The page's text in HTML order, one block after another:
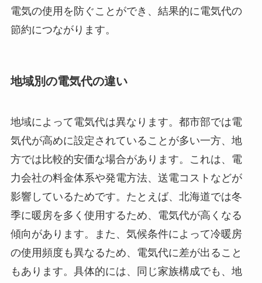
電気の使用を防ぐことができ、結果的に電気代の
節約につながります。
地域別の電気代の違い
地域によって電気代は異なります。都市部では電
気代が高めに設定されていることが多い一方、地
方では比較的安価な場合があります。これは、電
力会社の料金体系や発電方法、送電コストなどが
影響しているためです。たとえば、北海道では冬
季に暖房を多く使用するため、電気代が高くなる
傾向があります。また、気候条件によって冷暖房
の使用頻度も異なるため、電気代に差が出ること
もあります。具体的には、同じ家族構成でも、地